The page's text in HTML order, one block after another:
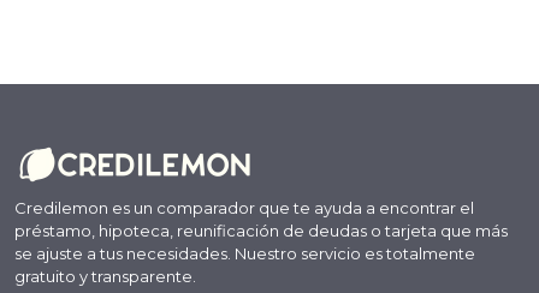
Credilemon es un comparador que te ayuda a encontrar el
préstamo, hipoteca, reunificación de deudas o tarjeta que más
se ajuste a tus necesidades. Nuestro servicio es totalmente
gratuito y transparente.